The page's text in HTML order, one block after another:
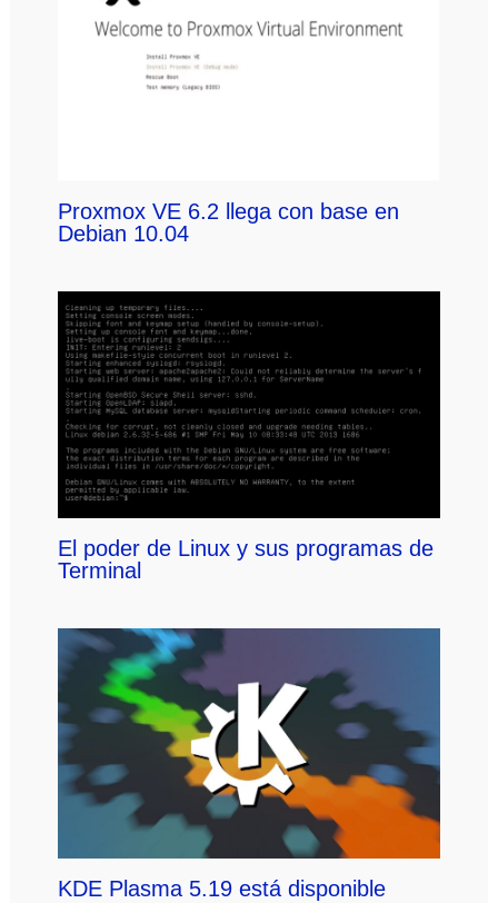
Proxmox VE 6.2 llega con base en
Debian 10.04
El poder de Linux y sus programas de
Terminal
KDE Plasma 5.19 está disponible